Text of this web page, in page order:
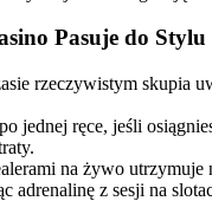
Pasuje do
rzeczywistym skupia
jednej ręce, jeśli
na żywo utrzymuje
adrenalinę z sesji na